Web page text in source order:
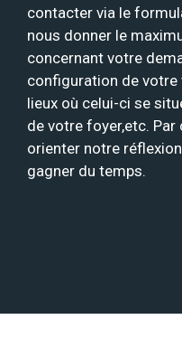
contacter via le
nous donner le
concernant votre
configuration de votre
lieux où celui-ci se
de votre foyer,etc.
orienter notre
gagner du temps.